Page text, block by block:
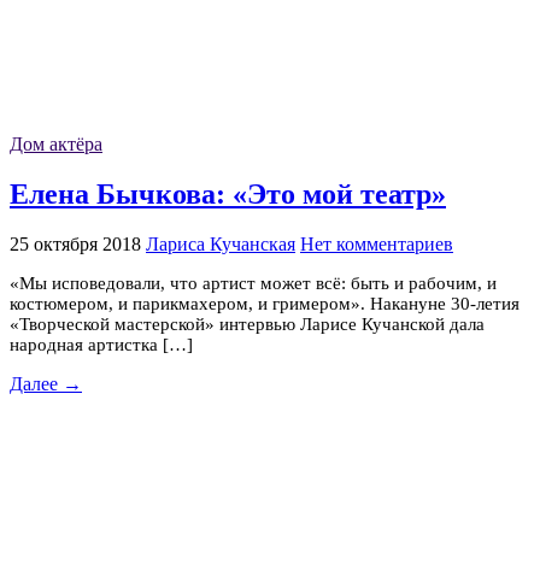
Дом актёра
Елена Бычкова: «Это мой театр»
25 октября 2018 Лариса Кучанская Нет комментариев
«Мы исповедовали, что артист может всё: быть и рабочим, и
костюмером, и парикмахером, и гримером». Накануне 30-летия
«Творческой мастерской» интервью Ларисе Кучанской дала
народная артистка […]
Далее →